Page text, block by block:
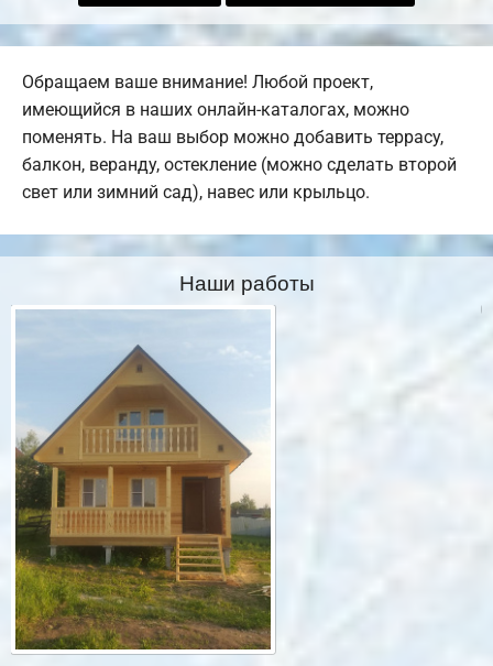
Обращаем ваше внимание! Любой проект,
имеющийся в наших онлайн-каталогах, можно
поменять. На ваш выбор можно добавить террасу,
балкон, веранду, остекление (можно сделать второй
свет или зимний сад), навес или крыльцо.
Наши работы